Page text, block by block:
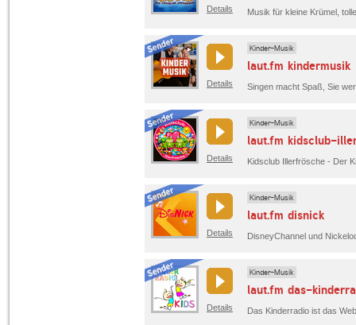
Details Musik für kleine Krümel,
Details
Kinder-Musik
laut.fm kindermusik
Details
Kinder-Musik
laut.fm kidsclub-
Details
Kinder-Musik
laut.fm disnick
Details
Kinder-Musik
laut.fm das-